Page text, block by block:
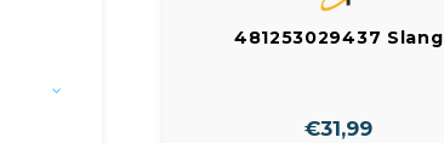
481253029437 Slang
€31,99